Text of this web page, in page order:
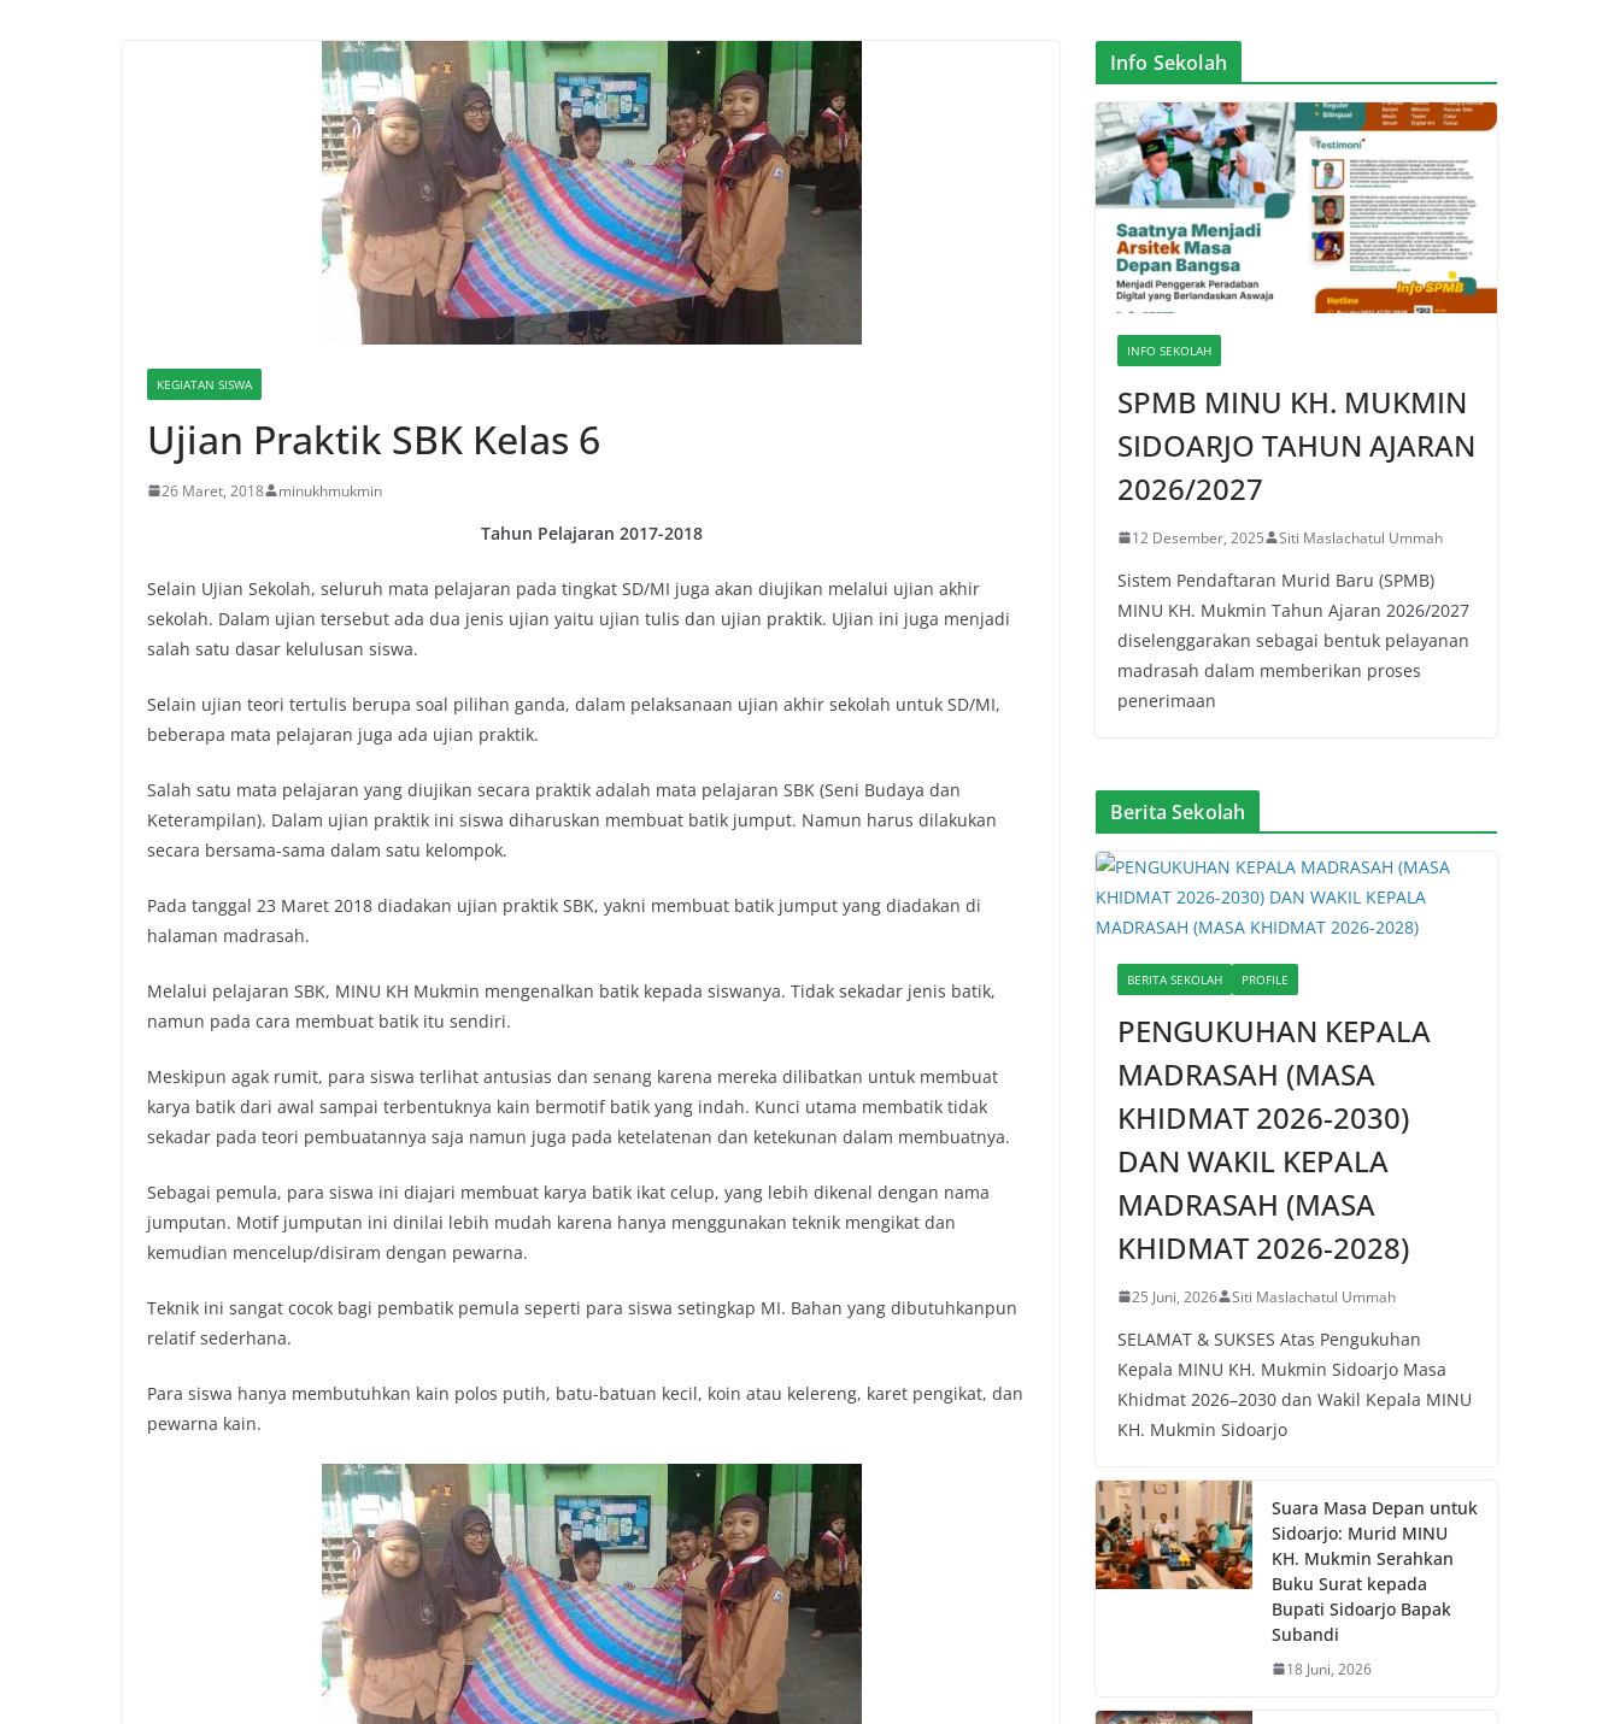
KEGIATAN SISWA
Ujian Praktik SBK Kelas 6
26 Maret, 2018 minukhmukmin
Tahun Pelajaran 2017-2018
Selain Ujian Sekolah, seluruh mata pelajaran pada tingkat SD/MI juga akan diujikan melalui ujian akhir
sekolah. Dalam ujian tersebut ada dua jenis ujian yaitu ujian tulis dan ujian praktik. Ujian ini juga menjadi
salah satu dasar kelulusan siswa.
Selain ujian teori tertulis berupa soal pilihan ganda, dalam pelaksanaan ujian akhir sekolah untuk SD/MI,
beberapa mata pelajaran juga ada ujian praktik.
Salah satu mata pelajaran yang diujikan secara praktik adalah mata pelajaran SBK (Seni Budaya dan
Keterampilan). Dalam ujian praktik ini siswa diharuskan membuat batik jumput. Namun harus dilakukan
secara bersama-sama dalam satu kelompok.
Pada tanggal 23 Maret 2018 diadakan ujian praktik SBK, yakni membuat batik jumput yang diadakan di
halaman madrasah.
Melalui pelajaran SBK, MINU KH Mukmin mengenalkan batik kepada siswanya. Tidak sekadar jenis batik,
namun pada cara membuat batik itu sendiri.
Meskipun agak rumit, para siswa terlihat antusias dan senang karena mereka dilibatkan untuk membuat
karya batik dari awal sampai terbentuknya kain bermotif batik yang indah. Kunci utama membatik tidak
sekadar pada teori pembuatannya saja namun juga pada ketelatenan dan ketekunan dalam membuatnya.
Sebagai pemula, para siswa ini diajari membuat karya batik ikat celup, yang lebih dikenal dengan nama
jumputan. Motif jumputan ini dinilai lebih mudah karena hanya menggunakan teknik mengikat dan
kemudian mencelup/disiram dengan pewarna.
Teknik ini sangat cocok bagi pembatik pemula seperti para siswa setingkap MI. Bahan yang dibutuhkanpun
relatif sederhana.
Para siswa hanya membutuhkan kain polos putih, batu-batuan kecil, koin atau kelereng, karet pengikat, dan
pewarna kain.
Info Sekolah
INFO SEKOLAH
SPMB MINU KH. MUKMIN
SIDOARJO TAHUN AJARAN
2026/2027
12 Desember, 2025 Siti Maslachatul Ummah
Sistem Pendaftaran Murid Baru (SPMB)
MINU KH. Mukmin Tahun Ajaran 2026/2027
diselenggarakan sebagai bentuk pelayanan
madrasah dalam memberikan proses
penerimaan
Berita Sekolah
BERITA SEKOLAH PROFILE
PENGUKUHAN KEPALA
MADRASAH (MASA
KHIDMAT 2026-2030)
DAN WAKIL KEPALA
MADRASAH (MASA
KHIDMAT 2026-2028)
25 Juni, 2026 Siti Maslachatul Ummah
SELAMAT & SUKSES Atas Pengukuhan
Kepala MINU KH. Mukmin Sidoarjo Masa
Khidmat 2026–2030 dan Wakil Kepala MINU
KH. Mukmin Sidoarjo
Suara Masa Depan untuk
Sidoarjo: Murid MINU
KH. Mukmin Serahkan
Buku Surat kepada
Bupati Sidoarjo Bapak
Subandi
18 Juni, 2026